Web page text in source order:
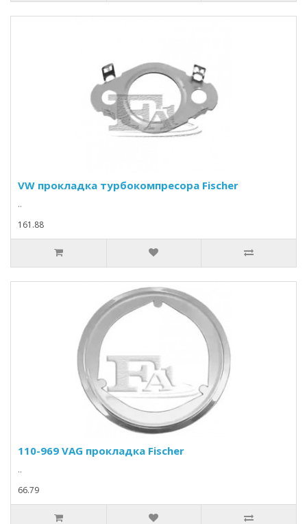
VW прокладка турбокомпресора Fischer
..
161.88
110-969 VAG прокладка Fischer
..
66.79